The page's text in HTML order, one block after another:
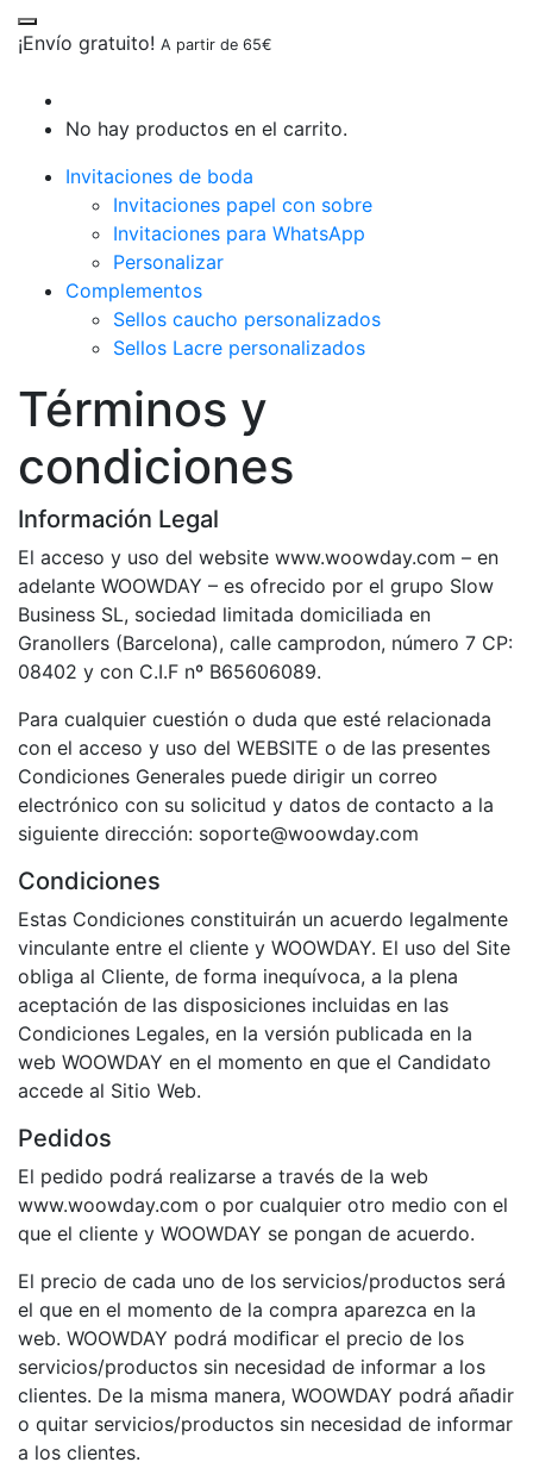
¡Envío gratuito! A partir de 65€
No hay productos en el carrito.
Invitaciones de boda
Invitaciones papel con sobre
Invitaciones para WhatsApp
Personalizar
Complementos
Sellos caucho personalizados
Sellos Lacre personalizados
Términos y
condiciones
Información Legal
El acceso y uso del website www.woowday.com – en
adelante WOOWDAY – es ofrecido por el grupo Slow
Business SL, sociedad limitada domiciliada en
Granollers (Barcelona), calle camprodon, número 7 CP:
08402 y con C.I.F nº B65606089.
Para cualquier cuestión o duda que esté relacionada
con el acceso y uso del WEBSITE o de las presentes
Condiciones Generales puede dirigir un correo
electrónico con su solicitud y datos de contacto a la
siguiente dirección: soporte@woowday.com
Condiciones
Estas Condiciones constituirán un acuerdo legalmente
vinculante entre el cliente y WOOWDAY. El uso del Site
obliga al Cliente, de forma inequívoca, a la plena
aceptación de las disposiciones incluidas en las
Condiciones Legales, en la versión publicada en la
web WOOWDAY en el momento en que el Candidato
accede al Sitio Web.
Pedidos
El pedido podrá realizarse a través de la web
www.woowday.com o por cualquier otro medio con el
que el cliente y WOOWDAY se pongan de acuerdo.
El precio de cada uno de los servicios/productos será
el que en el momento de la compra aparezca en la
web. WOOWDAY podrá modiﬁcar el precio de los
servicios/productos sin necesidad de informar a los
clientes. De la misma manera, WOOWDAY podrá añadir
o quitar servicios/productos sin necesidad de informar
a los clientes.